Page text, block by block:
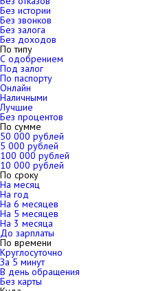
Без истории
Без звонков
Без залога
Без доходов
По типу
С одобрением
Под залог
По паспорту
Онлайн
Наличными
Лучшие
Без процентов
По сумме
50 000 рублей
5 000 рублей
100 000 рублей
10 000 рублей
По сроку
На месяц
На год
На 6 месяцев
На 5 месяцев
На 3 месяца
До зарплаты
По времени
Круглосуточно
За 5 минут
В день обращения
Без карты